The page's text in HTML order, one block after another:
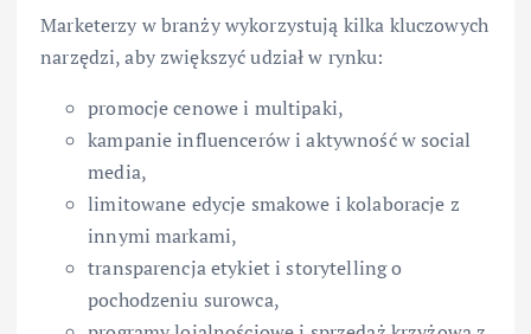
Marketerzy w branży wykorzystują kilka kluczowych
narzędzi, aby zwiększyć udział w rynku:
promocje cenowe i multipaki,
kampanie influencerów i aktywność w social
media,
limitowane edycje smakowe i kolaboracje z
innymi markami,
transparencja etykiet i storytelling o
pochodzeniu surowca,